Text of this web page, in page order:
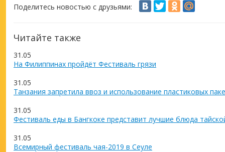
Поделитесь новостью с друзьями:
Читайте также
31.05
На Филиппинах пройдёт Фестиваль грязи
31.05
Танзания запретила ввоз и использование пластиковых
31.05
Фестиваль еды в Бангкоке представит лучшие блюда
31.05
Всемирный фестиваль чая-2019 в Сеуле